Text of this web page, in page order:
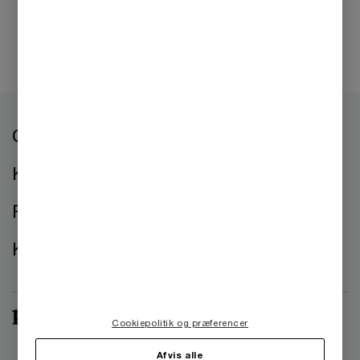
Om os
Kontorer
Presse
Kontakt os
Afvis alle
Cookiepolitik og præferencer